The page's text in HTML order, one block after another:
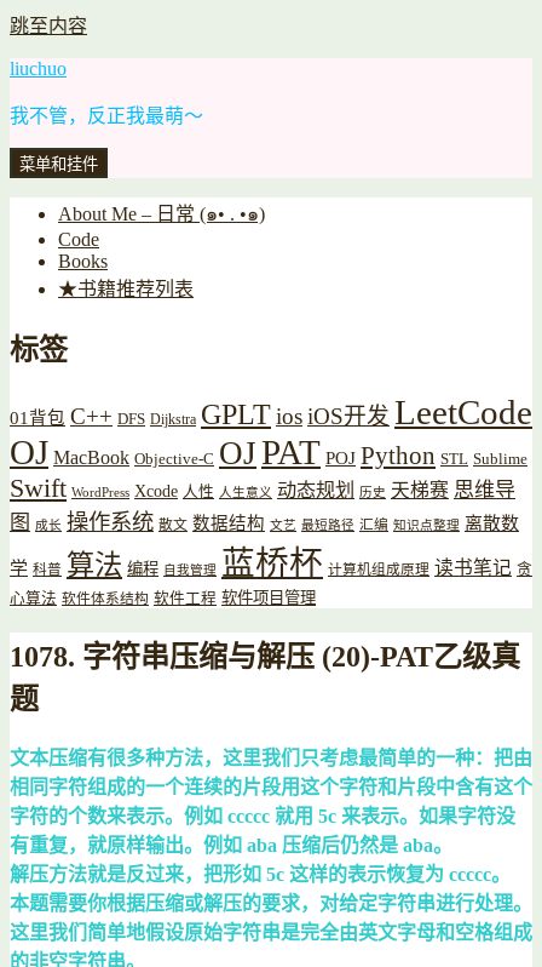
跳至内容
liuchuo
我不管，反正我最萌～
菜单和挂件
About Me – 日常 (๑• . •๑)
Code
Books
★书籍推荐列表
标签
01背包 C++ DFS Dijkstra GPLTiosiOS开发 LeetCode
OJ MacBook Objective-C OJPAT POJ Python STL Sublime
Swift WordPress Xcode 人性 人生意义 动态规划 历史 天梯赛 思维导
图
成长 操作系统 散文 数据结构 文艺 最短路径 汇编 知识点整理 离散数
学 科普 算法 编程 自我管理 蓝桥杯 计算机组成原理 读书笔记 贪
心算法 软件体系结构 软件工程 软件项目管理
1078. 字符串压缩与解压 (20)-PAT乙级真
题
文本压缩有很多种方法，这里我们只考虑最简单的一种：把由
相同字符组成的一个连续的片段用这个字符和片段中含有这个
字符的个数来表示。例如 ccccc 就用 5c 来表示。如果字符没
有重复，就原样输出。例如 aba 压缩后仍然是 aba。
解压方法就是反过来，把形如 5c 这样的表示恢复为 ccccc。
本题需要你根据压缩或解压的要求，对给定字符串进行处理。
这里我们简单地假设原始字符串是完全由英文字母和空格组成
的非空字符串。